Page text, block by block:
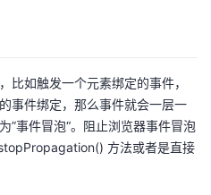
比如触发一个元素绑定的事件，
事件绑定，那么事件就会一层一
”事件冒泡“。阻止浏览器事件冒泡
方法或者是直接